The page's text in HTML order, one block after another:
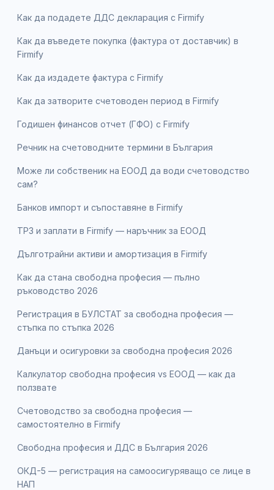
Как да подадете ДДС декларация с Firmify
Как да въведете покупка (фактура от доставчик) в
Firmify
Как да издадете фактура с Firmify
Как да затворите счетоводен период в Firmify
Годишен финансов отчет (ГФО) с Firmify
Речник на счетоводните термини в България
Може ли собственик на ЕООД да води счетоводство
сам?
Банков импорт и съпоставяне в Firmify
ТРЗ и заплати в Firmify — наръчник за ЕООД
Дълготрайни активи и амортизация в Firmify
Как да стана свободна професия — пълно
ръководство 2026
Регистрация в БУЛСТАТ за свободна професия —
стъпка по стъпка 2026
Данъци и осигуровки за свободна професия 2026
Калкулатор свободна професия vs ЕООД — как да
ползвате
Счетоводство за свободна професия —
самостоятелно в Firmify
Свободна професия и ДДС в България 2026
ОКД-5 — регистрация на самоосигуряващо се лице в
НАП